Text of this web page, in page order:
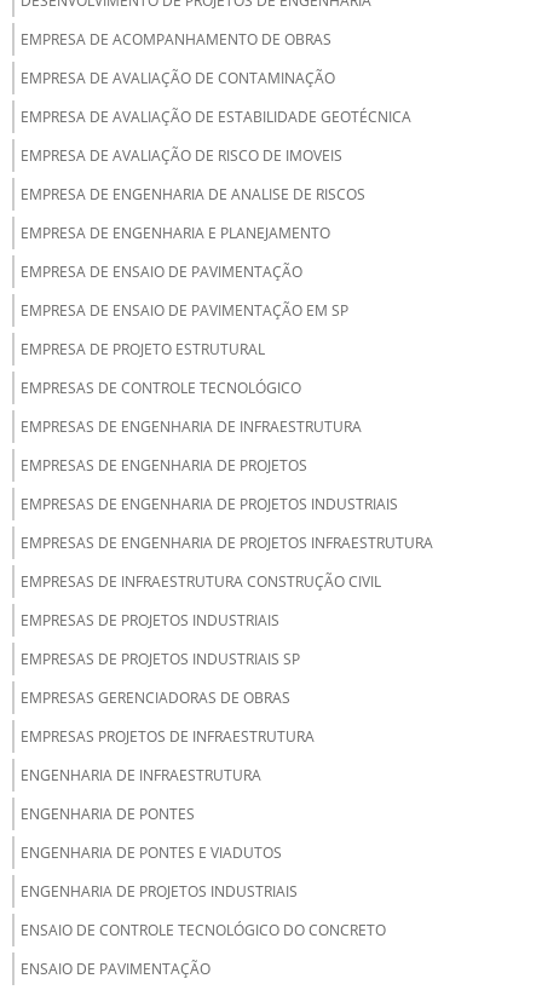
EMPRESA DE ACOMPANHAMENTO DE OBRAS
EMPRESA DE AVALIAÇÃO DE CONTAMINAÇÃO
EMPRESA DE AVALIAÇÃO DE ESTABILIDADE GEOTÉCNICA
EMPRESA DE AVALIAÇÃO DE RISCO DE IMOVEIS
EMPRESA DE ENGENHARIA DE ANALISE DE RISCOS
EMPRESA DE ENGENHARIA E PLANEJAMENTO
EMPRESA DE ENSAIO DE PAVIMENTAÇÃO
EMPRESA DE ENSAIO DE PAVIMENTAÇÃO EM SP
EMPRESA DE PROJETO ESTRUTURAL
EMPRESAS DE CONTROLE TECNOLÓGICO
EMPRESAS DE ENGENHARIA DE INFRAESTRUTURA
EMPRESAS DE ENGENHARIA DE PROJETOS
EMPRESAS DE ENGENHARIA DE PROJETOS INDUSTRIAIS
EMPRESAS DE ENGENHARIA DE PROJETOS INFRAESTRUTURA
EMPRESAS DE INFRAESTRUTURA CONSTRUÇÃO CIVIL
EMPRESAS DE PROJETOS INDUSTRIAIS
EMPRESAS DE PROJETOS INDUSTRIAIS SP
EMPRESAS GERENCIADORAS DE OBRAS
EMPRESAS PROJETOS DE INFRAESTRUTURA
ENGENHARIA DE INFRAESTRUTURA
ENGENHARIA DE PONTES
ENGENHARIA DE PONTES E VIADUTOS
ENGENHARIA DE PROJETOS INDUSTRIAIS
ENSAIO DE CONTROLE TECNOLÓGICO DO CONCRETO
ENSAIO DE PAVIMENTAÇÃO